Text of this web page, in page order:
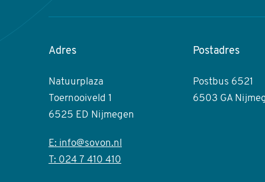
Adres
Natuurplaza
Toernooiveld 1
6525 ED Nijmegen
E: info@sovon.nl
T: 024 7 410 410
Postadres
Postbus 6521
6503 GA